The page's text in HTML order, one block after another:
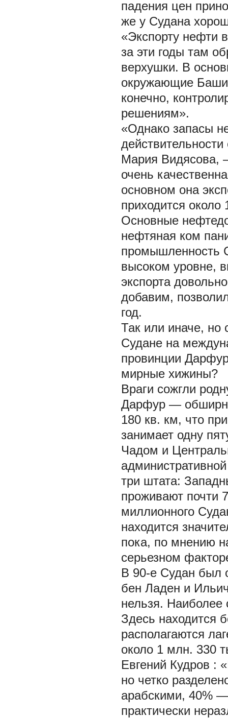
падения цен
же у Судана
«Экспорту нефти
за эти годы там
верхушки. В
окружающие
конечно,
решениям».
«Однако запасы
Мария Видясова,
очень
основном она
приходится около
Основные
нефтяная ком
промышленность
высоком уровне,
экспорта
добавим,
год.
Так или иначе, но
Судане на
провинции
мирные хижины?
Враги сожгли
Дарфур —
180 кв. км, что
занимает одну
Чадом и
три штата:
проживают почти
миллионного
находится
пока, по мнению
серьезном
В 90-е Судан был
бен Ладен и
нельзя.
Здесь находится
располагаются
около 1 млн. 330
Евгений Кудров :
но четко
арабскими, 40%
практически